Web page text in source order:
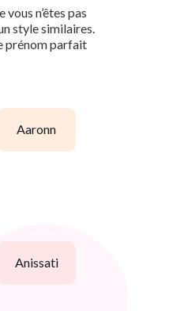
n’êtes pas
style similaires.
prénom parfait
aaronn
anissati